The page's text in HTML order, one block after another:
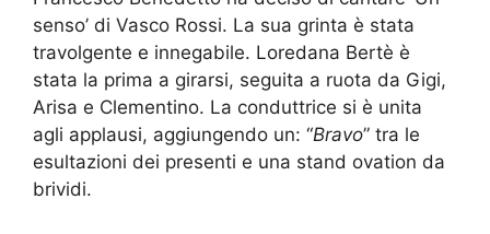
senso’ di Vasco Rossi. La sua grinta è stata
travolgente e innegabile. Loredana Bertè è
stata la prima a girarsi, seguita a ruota da Gigi,
Arisa e Clementino. La conduttrice si è unita
agli applausi, aggiungendo un: “Bravo” tra le
esultazioni dei presenti e una stand ovation da
brividi.